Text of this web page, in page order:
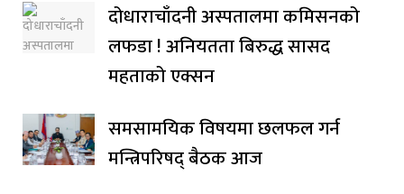
दोधाराचाँदनी अस्पतालमा कमिसनको
लफडा ! अनियतता बिरुद्ध सासद
महताको एक्सन
समसामयिक विषयमा छलफल गर्न
मन्त्रिपरिषद् बैठक आज